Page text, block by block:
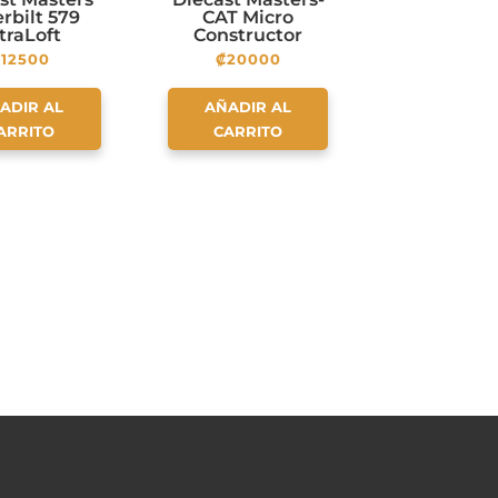
579
Tractor
Lowboy
and
D5M
12500
AL
CAT Micro
Constructor
Scale Set 4
₡20000
AÑADIR AL
CARRITO